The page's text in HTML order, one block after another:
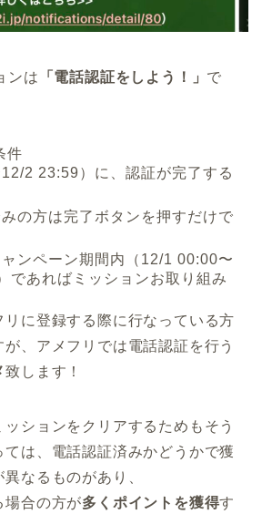
ンは 「 電話認証をしよう！ 」 で
件
2 23:59）に、認証が完了する
の方は完了ボタンを押すだけで
ンペーン期間内（12/1 00:00〜
であればミッションお取り組み
リに登録する際に行なっている方
、アメフリでは電話認証を行う
致します！
ッションをクリアするためもそう
ては、電話認証済みかどうかで獲
異なる ものがあり、
場合の方が多くポイントを獲得す